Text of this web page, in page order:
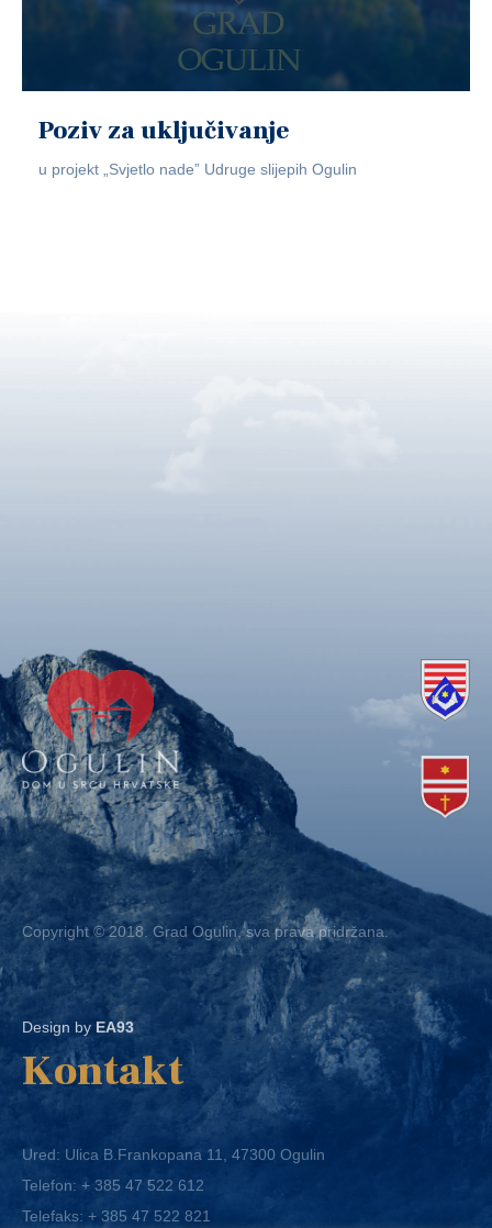
Poziv za uključivanje
u projekt „Svjetlo nade” Udruge slijepih Ogulin
Copyright © 2018. Grad Ogulin, sva prava pridržana.
Design byEA93
Kontakt
Ured: Ulica B.Frankopana 11, 47300 Ogulin
Telefon:+ 385 47 522 612
Telefaks:+ 385 47 522 821
E-mail:grad-ogulin@ogulin.hr